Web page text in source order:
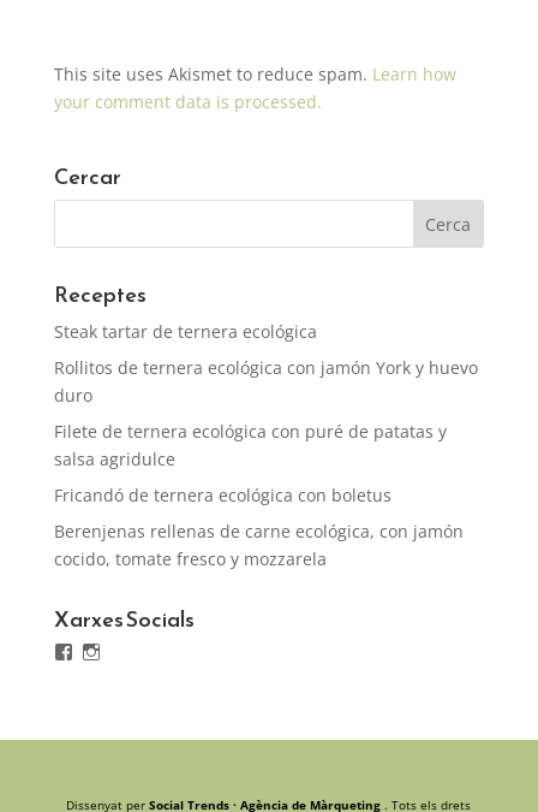
This site uses Akismet to reduce spam. Learn how
your comment data is processed.
Cercar
Receptes
Steak tartar de ternera ecológica
Rollitos de ternera ecológica con jamón York y huevo
duro
Filete de ternera ecológica con puré de patatas y
salsa agridulce
Fricandó de ternera ecológica con boletus
Berenjenas rellenas de carne ecológica, con jamón
cocido, tomate fresco y mozzarela
Xarxes Socials
Facebook
Instagram
Dissenyat perSocial Trends · Agència de Màrqueting . Tots els drets